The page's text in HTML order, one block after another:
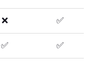
❌ ✅
✅ ✅